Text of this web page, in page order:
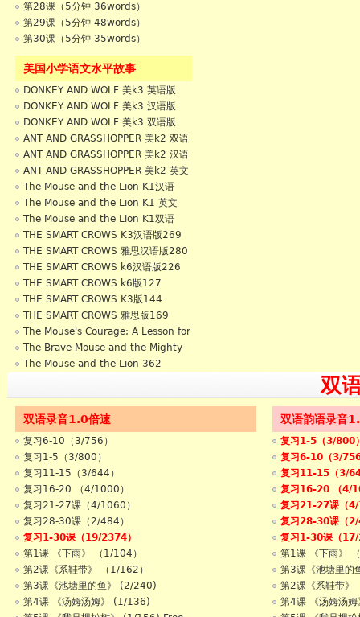
第28课（5分钟 36words）
第29课（5分钟 48words）
第30课（5分钟 35words）
美国小学语文水平故事
DONKEY AND WOLF 美k3 英语版
356
DONKEY AND WOLF 美k3 汉语版
642
DONKEY AND WOLF 美k3 双语版
998
ANT AND GRASSHOPPER 美k2 双语
版636
ANT AND GRASSHOPPER 美k2 汉语
版422
ANT AND GRASSHOPPER 美k2 英文
版212
The Mouse and the Lion K1汉语
235
The Mouse and the Lion K1 英文
235
The Mouse and the Lion K1双语
570
THE SMART CROWS K3汉语版269
THE SMART CROWS 雅思汉语版280
THE SMART CROWS k6汉语版226
THE SMART CROWS k6版127
THE SMART CROWS K3版144
THE SMART CROWS 雅思版169
The Mouse's Courage: A Lesson for
All 33
The Brave Mouse and the Mighty
Lion 356
The Mouse and the Lion 362
双
双语录音1.0倍速
复习6-10（3/756）
复习1-5（3/800）
复习11-15（3/644）
复习16-20 （4/1000）
复习21-27课（4/1060）
复习28-30课（2/484）
复习1-30课（19/2374）
第1课 《下雨》 （1/104）
第2课《系鞋带》 （1/162）
第3课《池塘里的鱼》 (2/240)
第4课 《汤姆汤姆》 (1/136)
双语韵语录音
复习1-5（3/800
复习6-10（3/
复习11-15（3/
复习16-20 （4/
复习21-27课（
复习28-30课（
复习1-30课（
第1课 《下雨》
第3课《池塘里
第2课《系鞋带
第4课 《汤姆汤